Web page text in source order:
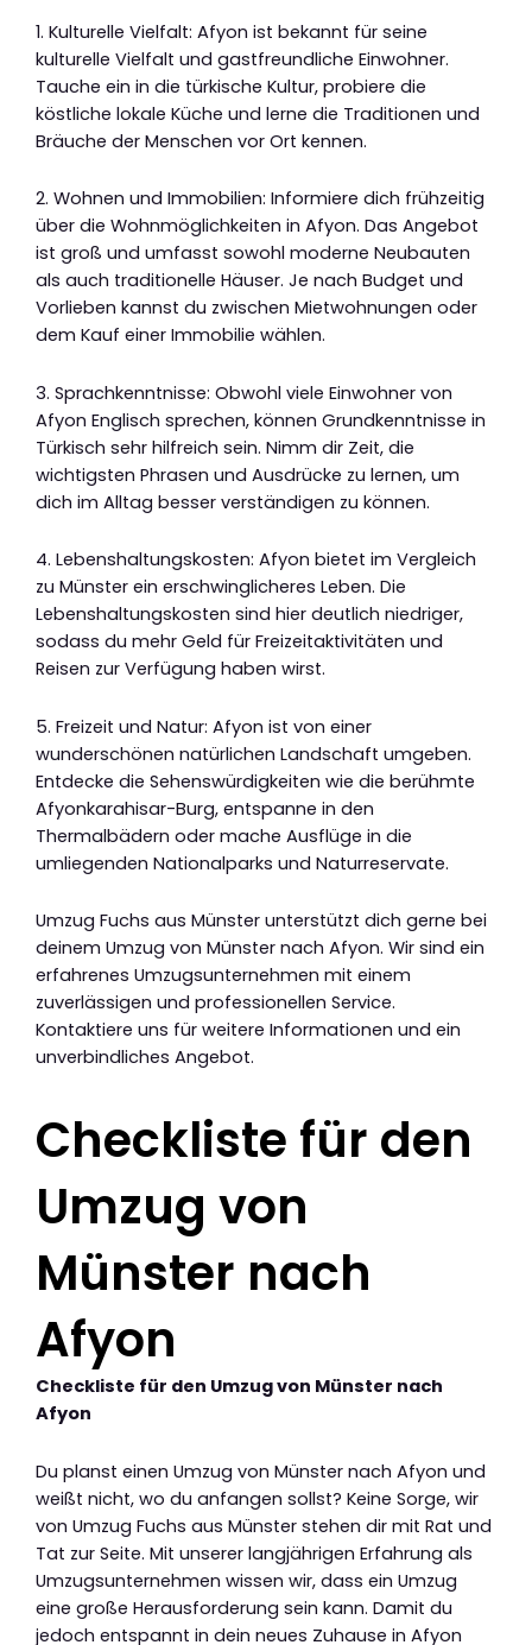
1. Kulturelle Vielfalt: Afyon ist bekannt für seine
kulturelle Vielfalt und gastfreundliche Einwohner.
Tauche ein in die türkische Kultur, probiere die
köstliche lokale Küche und lerne die Traditionen und
Bräuche der Menschen vor Ort kennen.
2. Wohnen und Immobilien: Informiere dich frühzeitig
über die Wohnmöglichkeiten in Afyon. Das Angebot
ist groß und umfasst sowohl moderne Neubauten
als auch traditionelle Häuser. Je nach Budget und
Vorlieben kannst du zwischen Mietwohnungen oder
dem Kauf einer Immobilie wählen.
3. Sprachkenntnisse: Obwohl viele Einwohner von
Afyon Englisch sprechen, können Grundkenntnisse in
Türkisch sehr hilfreich sein. Nimm dir Zeit, die
wichtigsten Phrasen und Ausdrücke zu lernen, um
dich im Alltag besser verständigen zu können.
4. Lebenshaltungskosten: Afyon bietet im Vergleich
zu Münster ein erschwinglicheres Leben. Die
Lebenshaltungskosten sind hier deutlich niedriger,
sodass du mehr Geld für Freizeitaktivitäten und
Reisen zur Verfügung haben wirst.
5. Freizeit und Natur: Afyon ist von einer
wunderschönen natürlichen Landschaft umgeben.
Entdecke die Sehenswürdigkeiten wie die berühmte
Afyonkarahisar-Burg, entspanne in den
Thermalbädern oder mache Ausflüge in die
umliegenden Nationalparks und Naturreservate.
Umzug Fuchs aus Münster unterstützt dich gerne bei
deinem Umzug von Münster nach Afyon. Wir sind ein
erfahrenes Umzugsunternehmen mit einem
zuverlässigen und professionellen Service.
Kontaktiere uns für weitere Informationen und ein
unverbindliches Angebot.
Checkliste für den
Umzug von
Münster nach
Afyon
Checkliste für den Umzug von Münster nach
Afyon
Du planst einen Umzug von Münster nach Afyon und
weißt nicht, wo du anfangen sollst? Keine Sorge, wir
von Umzug Fuchs aus Münster stehen dir mit Rat und
Tat zur Seite. Mit unserer langjährigen Erfahrung als
Umzugsunternehmen wissen wir, dass ein Umzug
eine große Herausforderung sein kann. Damit du
jedoch entspannt in dein neues Zuhause in Afyon